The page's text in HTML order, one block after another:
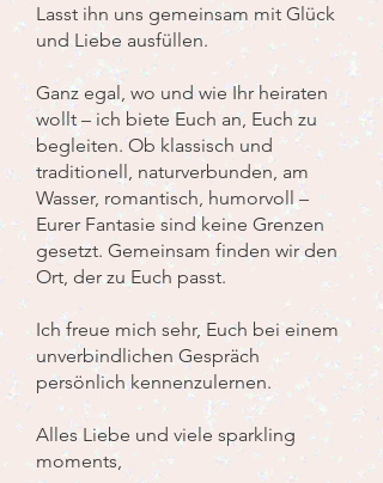
Lasst ihn uns gemeinsam mit Glück
und Liebe ausfüllen.
Ganz egal, wo und wie Ihr heiraten
wollt – ich biete Euch an, Euch zu
begleiten. Ob klassisch und
traditionell, naturverbunden, am
Wasser, romantisch, humorvoll –
Eurer Fantasie sind keine Grenzen
gesetzt. Gemeinsam finden wir den
Ort, der zu Euch passt.
Ich freue mich sehr, Euch bei einem
unverbindlichen Gespräch
persönlich kennenzulernen.
Alles Liebe und viele sparkling
moments,